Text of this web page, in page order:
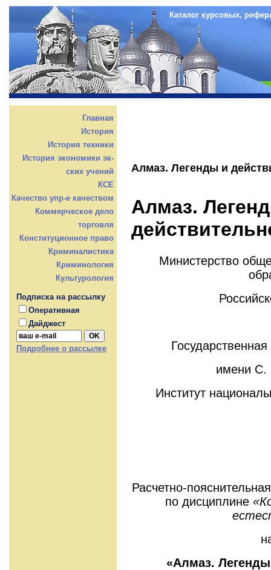
Каталог курсовых,
Главная
История
История техники
История экономики эк-
ских учений
КСЕ
Качество упр-е качеством
Коммерческое дело
торговля
Конституционное право
Криминалистика
Криминология
Культурология
Подписка на рассылку
Оперативная
Дайджест
Подробнее о рассылке
Алмаз. Легенды и
Алмаз.
Министерство
имени С.
Институт
Расчетно-
по дисциплине
«Алмаз.